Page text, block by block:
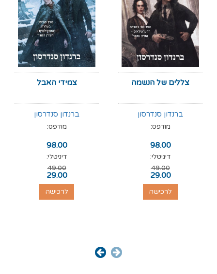
צללים של הנשמה
ברנדון סנדרסון
מודפס:
98.00
דיגיטלי:
49.00
29.00
לרכישה
צמידי האבל
ברנדון סנדרסון
מודפס:
98.00
דיגיטלי:
49.00
29.00
לרכישה